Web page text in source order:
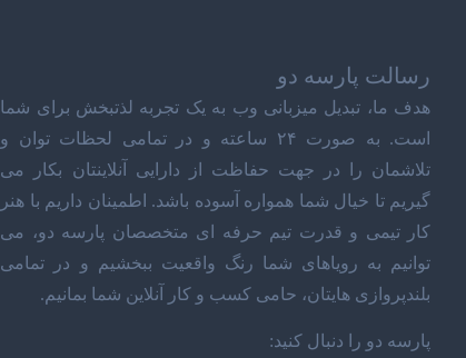
رسالت پارسه دو
هدف ما، تبدیل میزبانی وب به یک تجربه لذتبخش برای شما
است. به صورت ۲۴ ساعته و در تمامی لحظات توان و
تلاشمان را در جهت حفاظت از دارایی آنلاینتان بکار می
گیریم تا خیال شما همواره آسوده باشد. اطمینان داریم با هنر
کار تیمی و قدرت تیم حرفه ای متخصصان پارسه دو، می
توانیم به رویاهای شما رنگ واقعیت ببخشیم و در تمامی
بلندپروازی هایتان، حامی کسب و کار آنلاین شما بمانیم.
پارسه دو را دنبال کنید: